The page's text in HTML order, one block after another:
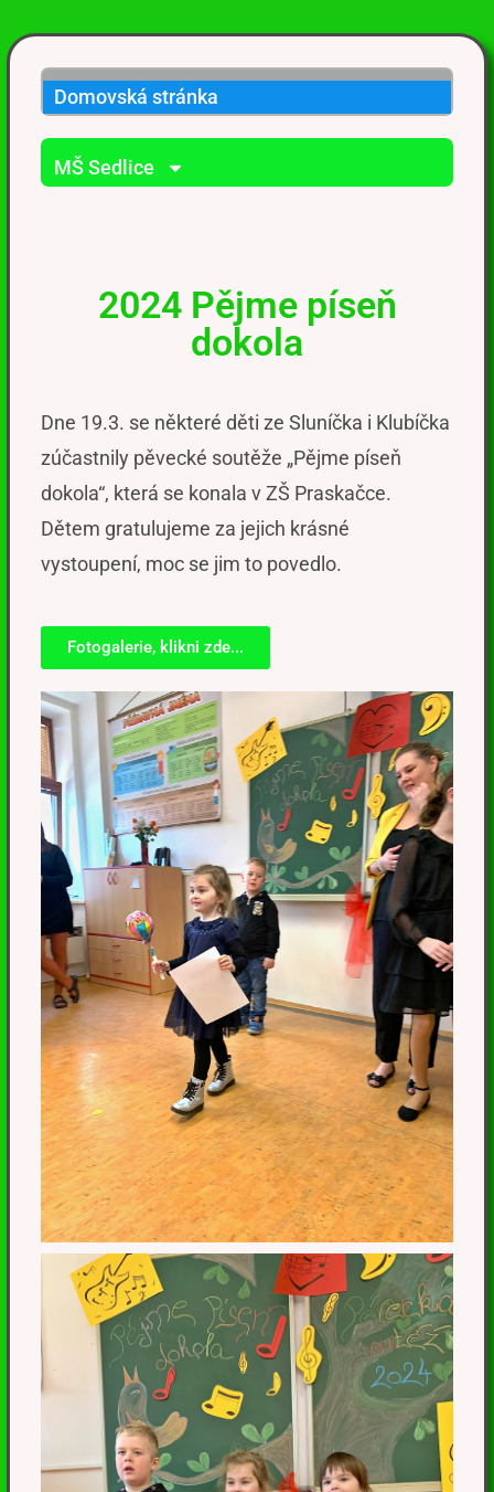
Domovská stránka
MŠ Sedlice
2024 Pějme píseň
dokola
Dne 19.3. se některé děti ze Sluníčka i Klubíčka
zúčastnily pěvecké soutěže „Pějme píseň
dokola“, která se konala v ZŠ Praskačce.
Dětem gratulujeme za jejich krásné
vystoupení, moc se jim to povedlo.
Fotogalerie, klikni zde...